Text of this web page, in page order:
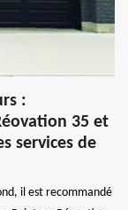
:
35 et
services de
il est recommandé